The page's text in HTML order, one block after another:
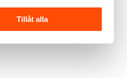
Tillåt alla